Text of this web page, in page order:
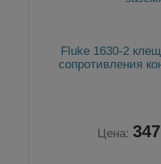
Fluke 1630-2
сопротивления
Цена: